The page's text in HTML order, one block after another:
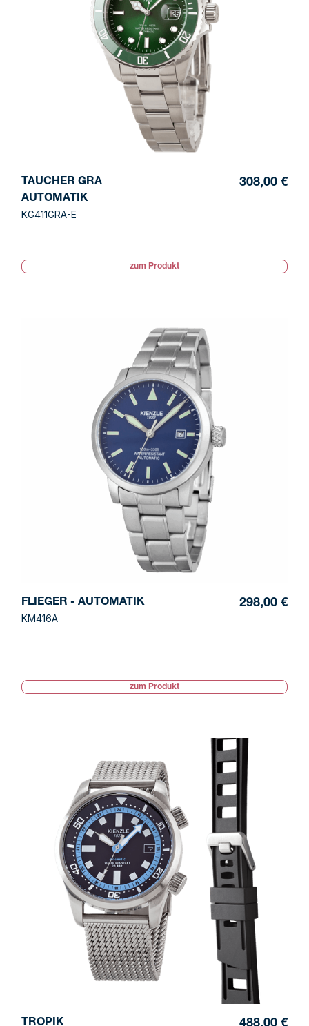
TAUCHER GRA
AUTOMATIK
KG411GRA-E
308,00 €
zum Produkt
FLIEGER - AUTOMATIK
KM416A
298,00 €
zum Produkt
TROPIK